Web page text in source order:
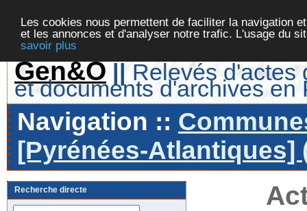
Les cookies nous permettent de faciliter la navigation
et les annonces et d'analyser notre trafic. L'usage du
savoir plus
Gen&O || Relevés d'actes
et documents d'archives en
Navigation ::
[Pyrénées-Atlantiques]
Recherche directe